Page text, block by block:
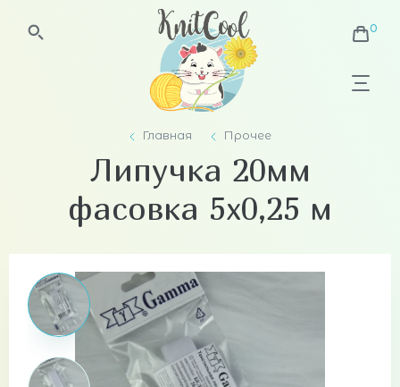
Главная Прочее
Липучка 20мм
фасовка 5х0,25 м